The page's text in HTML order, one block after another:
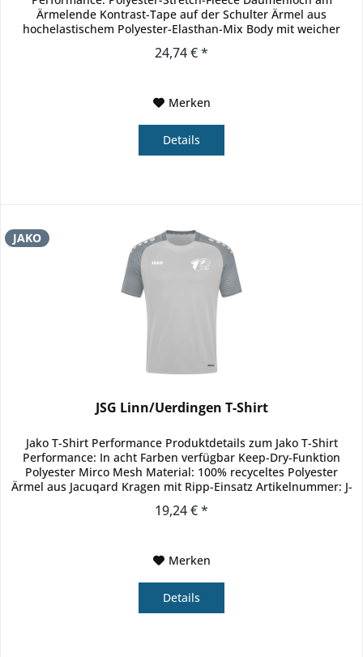
Ärmelende Kontrast-Tape auf der Schulter Ärmel aus
hochelastischem Polyester-Elasthan-Mix Body mit weicher
24,74 € *
Merken
Details
JAKO
JSG Linn/Uerdingen T-Shirt
Jako T-Shirt Performance Produktdetails zum Jako T-Shirt
Performance: In acht Farben verfügbar Keep-Dry-Funktion
Polyester Mirco Mesh Material: 100% recyceltes Polyester
Ärmel aus Jacuqard Kragen mit Ripp-Einsatz Artikelnummer: J-
19,24 € *
Merken
Details